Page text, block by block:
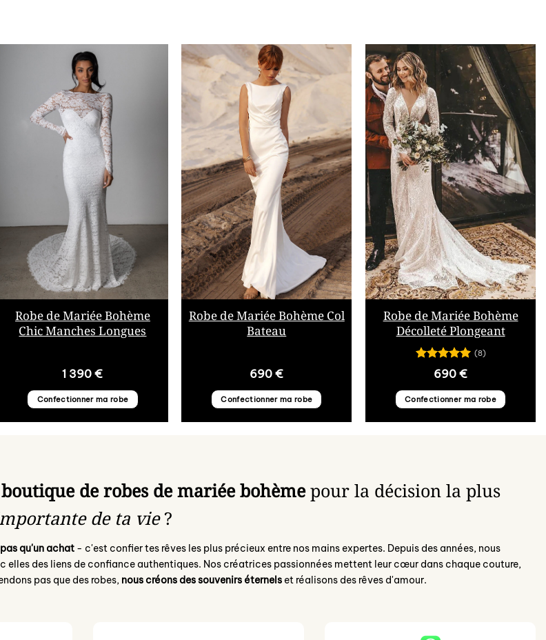
Robe de Mariée Bohème
Chic Manches Longues
1 390€
Confectionner ma robe
Robe de Mariée Bohème Col
Bateau
690€
Confectionner ma robe
Robe de Mariée Bohème
Décolleté Plongeant
Note5sur
(8)
690€
Confectionner ma robe
boutique de robes de mariée bohèmepour la décision la plus
de ta vie?
qu'un achat- c'est confier tes rêves les plus précieux entre nos mains expertes. Depuis des années, nous
des liens de confiance authentiques. Nos créatrices passionnées mettent leur cœur dans chaque couture,
pas que des robes, nous créons des souvenirs éternels et réalisons des rêves d'amour.